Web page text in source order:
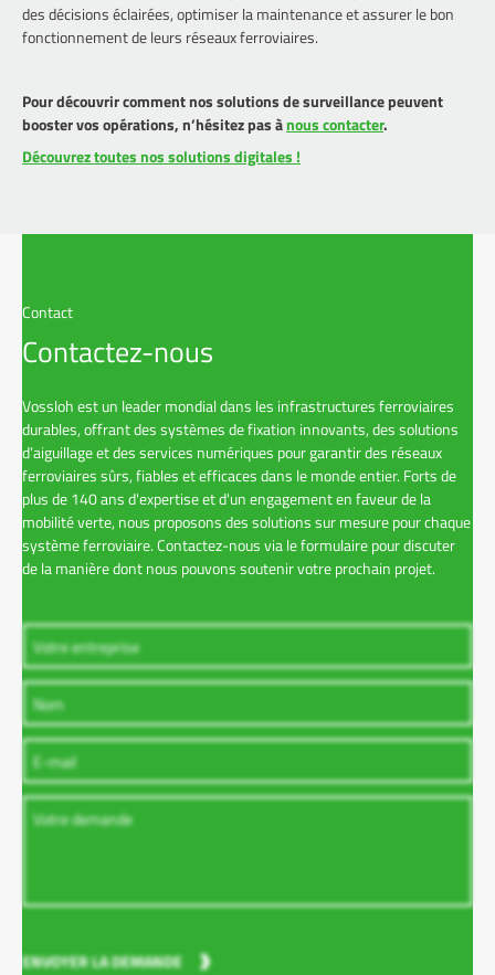
des décisions éclairées, optimiser la maintenance et assurer le bon
fonctionnement de leurs réseaux ferroviaires.
Pour découvrir comment nos solutions de surveillance peuvent
booster vos opérations, n’hésitez pas ànous contacter.
Découvrez toutes nos solutions digitales !
Contact
Contactez-nous
Vossloh est un leader mondial dans les infrastructures ferroviaires
durables, offrant des systèmes de fixation innovants, des solutions
d’aiguillage et des services numériques pour garantir des réseaux
ferroviaires sûrs, fiables et efficaces dans le monde entier. Forts de
plus de 140 ans d'expertise et d'un engagement en faveur de la
mobilité verte, nous proposons des solutions sur mesure pour chaque
système ferroviaire. Contactez-nous via le formulaire pour discuter
de la manière dont nous pouvons soutenir votre prochain projet.
ENVOYER LA DEMANDE